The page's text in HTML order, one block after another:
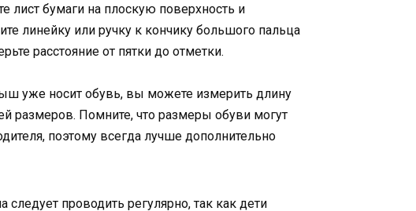
лист бумаги на плоскую поверхность и
линейку или ручку к кончику большого пальца
расстояние от пятки до отметки.
уже носит обувь, вы можете измерить длину
размеров. Помните, что размеры обуви могут
поэтому всегда лучше дополнительно
проводить регулярно, так как дети